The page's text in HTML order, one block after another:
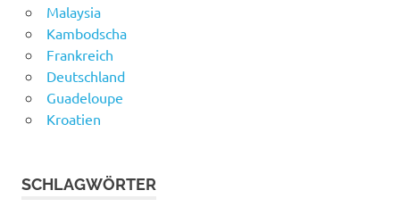
Malaysia
Kambodscha
Frankreich
Deutschland
Guadeloupe
Kroatien
SCHLAGWÖRTER